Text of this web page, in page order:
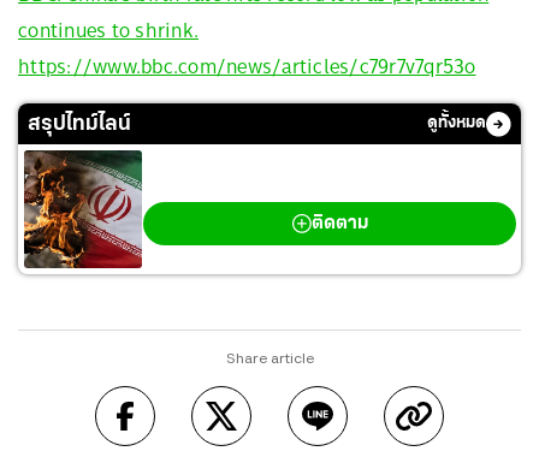
continues to shrink.
https://www.bbc.com/news/articles/c79r7v7qr53o
สรุปไทม์ไลน์ ดูทั้งหมด
ติดตาม
Share article